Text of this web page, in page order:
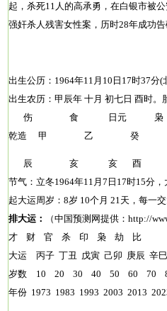
起，杀死11人的高承勇，在白银市被
强奸杀人残害女性案，历时28年成功
出生公历：1964年11月10日17时37分(
出生农历：甲辰年 十月 初七日 酉时
伤 食 日元
乾造 甲 乙 癸 辛（日
辰 亥 亥
节气：立冬1964年11月7日17时15分
起大运周岁：8岁 10个月 21天，每一
排大运：
（中国预测网提供：http://
才 财 官 杀 印 枭 劫 比
大运 丙子 丁丑 戊寅 己卯 庚辰 辛
岁数 10 20 30 40 50 60 70
年份 1973 1983 1993 2003 2013